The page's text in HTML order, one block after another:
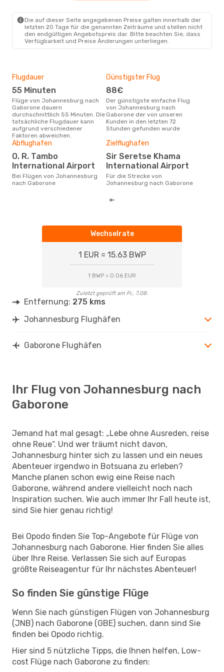
Die auf dieser Seite angegebenen Preise galten innerhalb der
letzten 20 Tage für die genannten Zeiträume und stellen nicht
den endgültigen Angebotspreis dar. Bitte beachten Sie, dass
Verfügbarkeit und Preise Änderungen unterliegen.
Flugdauer
55 Minuten
Flüge von Johannesburg nach
Gaborone dauern
durchschnittlich 55 Minuten. Die
tatsächliche Flugdauer kann
aufgrund verschiedener
Faktoren abweichen.
Günstigster Flug
88€
Der günstigste einfache Flug
von Johannesburg nach
Gaborone der von unseren
Kunden in den letzten 72
Stunden gefunden wurde
Abflughafen
O. R. Tambo
International Airport
Bei Flügen von Johannesburg
nach Gaborone
Zielflughafen
Sir Seretse Khama
International Airport
Für die Strecke von
Johannesburg nach Gaborone
Wechselrate
1 EUR = 15.63 BWP
1 BWP = 0.06 EUR
Zuletzt geprüft am Fr., 7.08.
Entfernung: 275 kms
Johannesburg Flughäfen
Gaborone Flughäfen
Ihr Flug von Johannesburg nach
Gaborone
Jemand hat mal gesagt: „Lebe ohne Ausreden, reise
ohne Reue“. Und wer träumt nicht davon,
Johannesburg hinter sich zu lassen und ein neues
Abenteuer irgendwo in Botsuana zu erleben?
Manche planen schon ewig eine Reise nach
Gaborone, während andere vielleicht noch nach
Inspiration suchen. Wie auch immer Ihr Fall heute ist,
sind Sie hier genau richtig!
Bei Opodo finden Sie Top-Angebote für Flüge von
Johannesburg nach Gaborone. Hier finden Sie alles
über Ihre Reise. Verlassen Sie sich auf Europas
größte Reiseagentur für Ihr nächstes Abenteuer!
So finden Sie günstige Flüge
Wenn Sie nach günstigen Flügen von Johannesburg
(JNB) nach Gaborone (GBE) suchen, dann sind Sie
finden bei Opodo richtig.
Hier sind 5 nützliche Tipps, die Ihnen helfen, Low-
cost Flüge nach Gaborone zu finden: